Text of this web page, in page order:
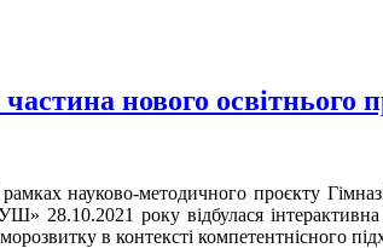
нового
науково-методичного проєкту
28.10.2021 року відбулася
в контексті компетентнісного